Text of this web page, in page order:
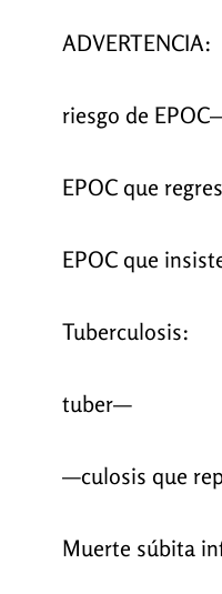
ADVERTENCIA:
riesgo de
EPOC que
EPOC que
Tuberculosis:
tuber—
—culosis que
Muerte súbita